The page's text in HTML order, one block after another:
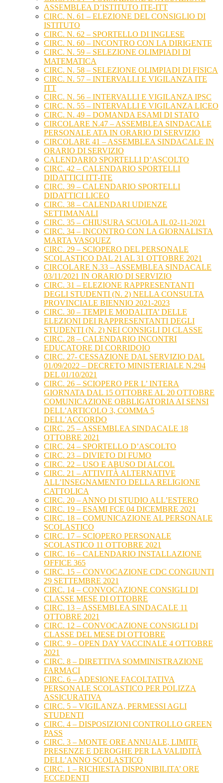
ASSEMBLEA D’ISTITUTO ITE-ITT
CIRC. N. 61 – ELEZIONE DEL CONSIGLIO DI
ISTITUTO
CIRC. N. 62 – SPORTELLO DI INGLESE
CIRC. N. 60 – INCONTRO CON LA DIRIGENTE
CIRC. N. 59 – SELEZIONE OLIMPIADI DI
MATEMATICA
CIRC. N. 58 – SELEZIONE OLIMPIADI DI FISICA
CIRC. N. 57 – INTERVALLI E VIGILANZA ITE
ITT
CIRC. N. 56 – INTERVALLI E VIGILANZA IPSC
CIRC. N. 55 – INTERVALLI E VIGILANZA LICEO
CIRC. N. 49 – DOMANDA ESAMI DI STATO
CIRCOLARE N.47 – ASSEMBLEA SINDACALE
PERSONALE ATA IN ORARIO DI SERVIZIO
CIRCOLARE 41 – ASSEMBLEA SINDACALE IN
ORARIO DI SERVIZIO
CALENDARIO SPORTELLI D’ASCOLTO
CIRC. 42 – CALENDARIO SPORTELLI
DIDATTICI ITT-ITE
CIRC. 39 – CALENDARIO SPORTELLI
DIDATTICI LICEO
CIRC. 38 – CALENDARI UDIENZE
SETTIMANALI
CIRC. 35 – CHIUSURA SCUOLA IL 02-11-2021
CIRC. 34 – INCONTRO CON LA GIORNALISTA
MARTA VASQUEZ
CIRC. 29 – SCIOPERO DEL PERSONALE
SCOLASTICO DAL 21 AL 31 OTTOBRE 2021
CIRCOLARE N.33 – ASSEMBLEA SINDACALE
03/11/2021 IN ORARIO DI SERVIZIO
CIRC. 31 – ELEZIONE RAPPRESENTANTI
DEGLI STUDENTI (N. 2) NELLA CONSULTA
PROVINCIALE BIENNIO 2021-2023
CIRC. 30 – TEMPI E MODALITA’ DELLE
ELEZIONI DEI RAPPRESENTANTI DEGLI
STUDENTI (N. 2) NEI CONSIGLI DI CLASSE
CIRC. 28 – CALENDARIO INCONTRI
EDUCATORE DI CORRIDOIO
CIRC. 27- CESSAZIONE DAL SERVIZIO DAL
01/09/2022 – DECRETO MINISTERIALE N.294
DEL 01/10/2021
CIRC. 26 – SCIOPERO PER L’ INTERA
GIORNATA DAL 15 OTTOBRE AL 20 OTTOBRE
COMUNICAZIONE OBBLIGATORIA AI SENSI
DELL’ARTICOLO 3, COMMA 5
DELL’ACCORDO
CIRC. 25 – ASSEMBLEA SINDACALE 18
OTTOBRE 2021
CIRC. 24 – SPORTELLO D’ASCOLTO
CIRC. 23 – DIVIETO DI FUMO
CIRC. 22 – USO E ABUSO DI ALCOL
CIRC. 21 – ATTIVITÀ ALTERNATIVE
ALL’INSEGNAMENTO DELLA RELIGIONE
CATTOLICA
CIRC. 20 – ANNO DI STUDIO ALL’ESTERO
CIRC. 19 – ESAMI FCE 04 DICEMBRE 2021
CIRC. 18 – COMUNICAZIONE AL PERSONALE
SCOLASTICO
CIRC. 17 – SCIOPERO PERSONALE
SCOLASTICO 11 OTTOBRE 2021
CIRC. 16 – CALENDARIO INSTALLAZIONE
OFFICE 365
CIRC. 15 – CONVOCAZIONE CDC CONGIUNTI
29 SETTEMBRE 2021
CIRC. 14 – CONVOCAZIONE CONSIGLI DI
CLASSE MESE DI OTTOBRE
CIRC. 13 – ASSEMBLEA SINDACALE 11
OTTOBRE 2021
CIRC. 12 – CONVOCAZIONE CONSIGLI DI
CLASSE DEL MESE DI OTTOBRE
CIRC. 9 – OPEN DAY VACCINALE 4 OTTOBRE
2021
CIRC. 8 – DIRETTIVA SOMMINISTRAZIONE
FARMACI
CIRC. 6 – ADESIONE FACOLTATIVA
PERSONALE SCOLASTICO PER POLIZZA
ASSICURATIVA
CIRC. 5 – VIGILANZA, PERMESSI AGLI
STUDENTI
CIRC. 4 – DISPOSIZIONI CONTROLLO GREEN
PASS
CIRC. 3 – MONTE ORE ANNUALE, LIMITE
PRESENZE E DEROGHE PER LA VALIDITÀ
DELL’ANNO SCOLASTICO
CIRC. 1 – RICHIESTA DISPONIBILITA’ ORE
ECCEDENTI